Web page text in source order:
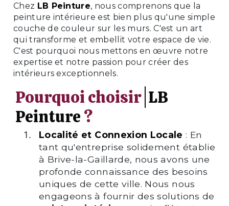
Chez LB Peinture, nous comprenons que la
peinture intérieure est bien plus qu'une simple
couche de couleur sur les murs. C'est un art
qui transforme et embellit votre espace de vie.
C'est pourquoi nous mettons en œuvre notre
expertise et notre passion pour créer des
intérieurs exceptionnels.
Pourquoi choisir LB
Peinture?
Localité et Connexion Locale : En
tant qu'entreprise solidement établie
à Brive-la-Gaillarde, nous avons une
profonde connaissance des besoins
uniques de cette ville. Nous nous
engageons à fournir des solutions de